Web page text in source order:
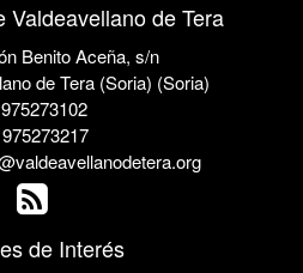
Valdeavellano de Tera
Benito Aceña, s/n
de Tera (Soria) (Soria)
975273102
de Interés